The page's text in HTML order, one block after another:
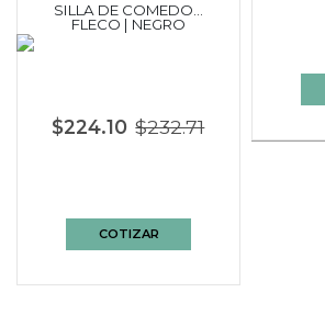
SILLA DE COMEDOR
FLECO | NEGRO
$224.10 $232.71
COTIZAR